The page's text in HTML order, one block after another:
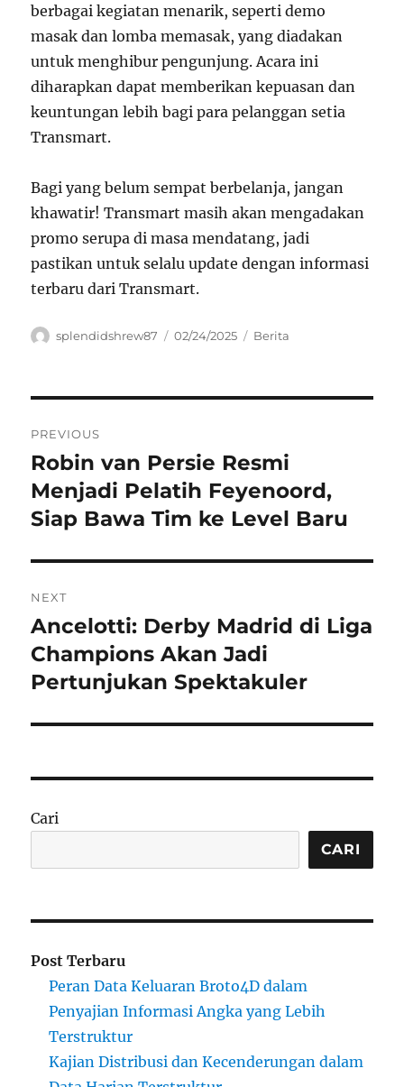
berbagai kegiatan menarik, seperti demo
masak dan lomba memasak, yang diadakan
untuk menghibur pengunjung. Acara ini
diharapkan dapat memberikan kepuasan dan
keuntungan lebih bagi para pelanggan setia
Transmart.
Bagi yang belum sempat berbelanja, jangan
khawatir! Transmart masih akan mengadakan
promo serupa di masa mendatang, jadi
pastikan untuk selalu update dengan informasi
terbaru dari Transmart.
Author
splendidshrew87
Posted
02/24/2025 Categories
Berita
pos
PREVIOUS
Previous
post:
Robin van Persie Resmi
Menjadi Pelatih Feyenoord,
Siap Bawa Tim ke Level Baru
NEXT
Next
post:
Ancelotti: Derby Madrid di Liga
Champions Akan Jadi
Pertunjukan Spektakuler
Cari
CARI
Post Terbaru
Peran Data Keluaran Broto4D dalam
Penyajian Informasi Angka yang Lebih
Terstruktur
Kajian Distribusi dan Kecenderungan dalam